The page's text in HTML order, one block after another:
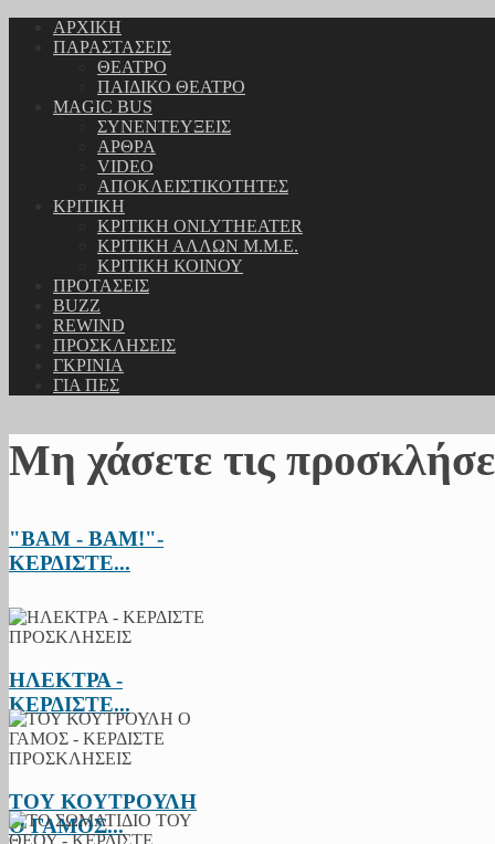
ΑΡΧΙΚΗ
ΠΑΡΑΣΤΑΣΕΙΣ
ΘΕΑΤΡΟ
ΠΑΙΔΙΚΟ ΘΕΑΤΡΟ
MAGIC BUS
ΣΥΝΕΝΤΕΥΞΕΙΣ
ΑΡΘΡΑ
VIDEO
ΑΠΟΚΛΕΙΣΤΙΚΟΤΗΤΕΣ
ΚΡΙΤΙΚΗ
ΚΡΙΤΙΚΗ ONLYTHEATER
ΚΡΙΤΙΚΗ ΑΛΛΩΝ Μ.Μ.Ε.
ΚΡΙΤΙΚΗ ΚΟΙΝΟΥ
ΠΡΟΤΑΣΕΙΣ
BUZZ
REWIND
ΠΡΟΣΚΛΗΣΕΙΣ
ΓΚΡΙΝΙΑ
ΓΙΑ ΠΕΣ
Μη χάσετε τις
"BAM - BAM!"-
ΚΕΡΔΙΣΤΕ...
ΗΛΕΚΤΡΑ -
ΚΕΡΔΙΣΤΕ...
ΤΟΥ ΚΟΥΤΡΟΥΛΗ
Ο ΓΑΜΟΣ...